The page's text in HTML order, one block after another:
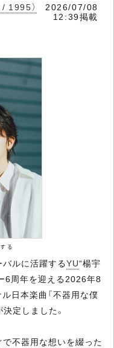
1995）
2026/07/08
12:39掲載
ルに活躍するYU“楊宇
ー6周年を迎える2026年8
日本楽曲「不器用な僕
定しました。
不器用な想いを綴った